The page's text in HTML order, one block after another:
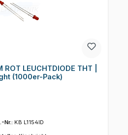
ROT LEUCHTDIODE THT |
(1000er-Pack)
Nr.: KB L1154ID